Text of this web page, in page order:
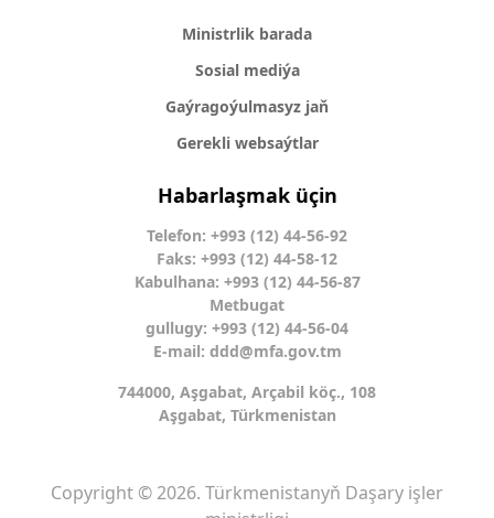
Ministrlik barada
Sosial mediýa
Gaýragoýulmasyz jaň
Gerekli websaýtlar
Habarlaşmak üçin
Telefon: +993 (12) 44-56-92
Faks: +993 (12) 44-58-12
Kabulhana: +993 (12) 44-56-87
Metbugat
gullugy: +993 (12) 44-56-04
E-mail: ddd@mfa.gov.tm
744000, Aşgabat, Arçabil köç., 108
Aşgabat, Türkmenistan
Copyright © 2026. Türkmenistanyň Daşary işler